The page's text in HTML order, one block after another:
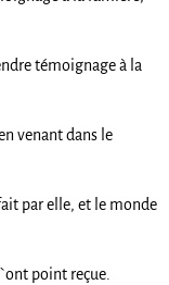
témoignage à la
venant dans le
par elle, et le monde
point reçue.